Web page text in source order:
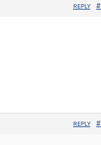
REPLY
REPLY